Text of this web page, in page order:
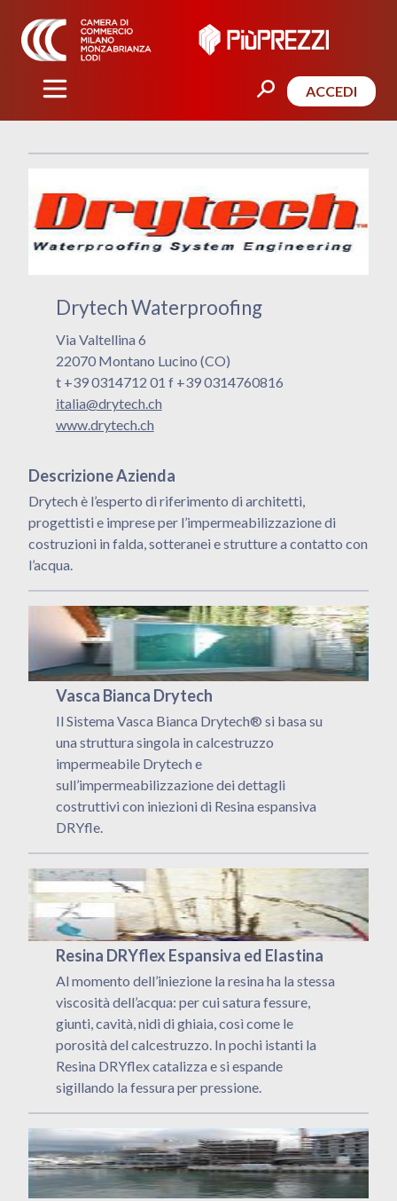
ACCEDI
Drytech Waterproofing
Via Valtellina 6
22070 Montano Lucino (CO)
t +39 0314712 01 f +39 0314760816
italia@drytech.ch
www.drytech.ch
Descrizione Azienda
Drytech è l’esperto di riferimento di architetti,
progettisti e imprese per l’impermeabilizzazione di
costruzioni in falda, sotteranei e strutture a contatto con
l’acqua.
Vasca Bianca Drytech
Il Sistema Vasca Bianca Drytech® si basa su
una struttura singola in calcestruzzo
impermeabile Drytech e
sull’impermeabilizzazione dei dettagli
costruttivi con iniezioni di Resina espansiva
DRYfle.
Resina DRYflex Espansiva ed Elastina
Al momento dell’iniezione la resina ha la stessa
viscosità dell’acqua: per cui satura fessure,
giunti, cavità, nidi di ghiaia, così come le
porosità del calcestruzzo. In pochi istanti la
Resina DRYflex catalizza e si espande
sigillando la fessura per pressione.